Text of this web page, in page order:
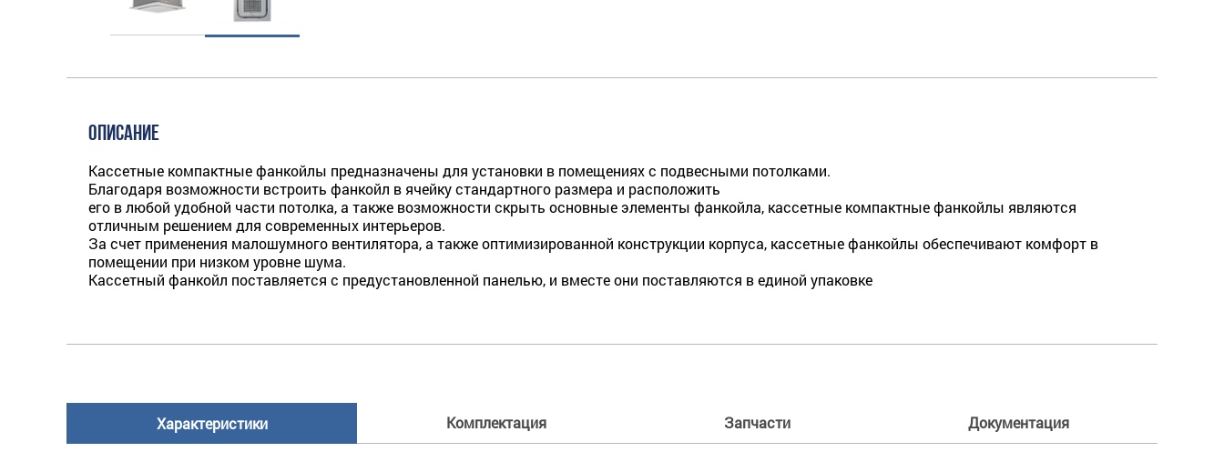
ОПИСАНИЕ
Кассетные компактные фанкойлы предназначены для установки в помещениях с подвесными потолками.
Благодаря возможности встроить фанкойл в ячейку стандартного размера и расположить
его в любой удобной части потолка, а также возможности скрыть основные элементы фанкойла, кассетные компактные фанкойлы являются
отличным решением для современных интерьеров.
За счет применения малошумного вентилятора, а также оптимизированной конструкции корпуса, кассетные фанкойлы обеспечивают комфорт в
помещении при низком уровне шума.
Кассетный фанкойл поставляется с предустановленной панелью, и вместе они поставляются в единой упаковке
Характеристики Комплектация Запчасти Документация